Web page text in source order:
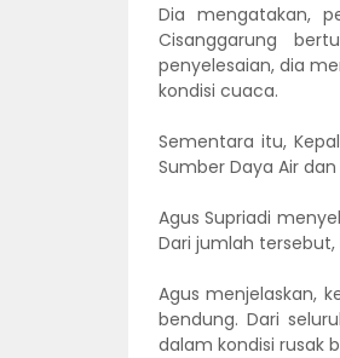
Dia mengatakan,
Cisanggarung
penyelesaian, dia
kondisi cuaca.
Sementara itu,
Sumber Daya Air
Agus Supriadi
Dari jumlah
Agus menjelaskan,
bendung. Dari
dalam kondisi rusak